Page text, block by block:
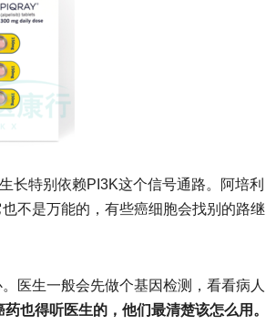
长特别依赖PI3K这个信号通路。阿培利
不是万能的，有些癌细胞会找别的路继
生一般会先做个基因检测，看看病人
也得听医生的，他们最清楚该怎么用。